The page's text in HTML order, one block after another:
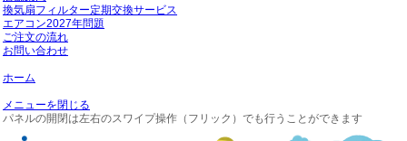
換気扇フィルター定期交換サービス
エアコン2027年問題
ご注文の流れ
お問い合わせ
ホーム
メニューを閉じる
パネルの開閉は左右のスワイプ操作（フリック）でも行うことができます